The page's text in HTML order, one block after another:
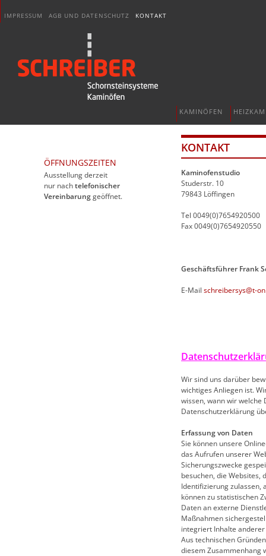
IMPRESSUM AGB UND DATENSCHUTZ KONTAKT
KAMINÖFEN
ÖFFNUNGSZEITEN
Ausstellung derzeit
nur nachtelefonischer
Vereinbarunggeöffnet.
KONTAKT
Kaminofenstudio
Studerstr. 10
79843 Löffingen
Tel 0049(0)7654920500
Fax 0049(0)7654920550
Geschäftsführer Frank
E-Mail schreibersys@t-
Wir sind uns darüber
wichtiges Anliegen ist.
wissen, wann wir welche
Datenschutzerklärung
Erfassung von Daten
Sie können unsere
das Aufrufen unserer
Sicherungszwecke
besuchen, die Websites,
Identifizierung zulassen,
können zu statistischen
Daten an externe
Maßnahmen
integriert Inhalte
Aus technischen
diesem Zusammenhang